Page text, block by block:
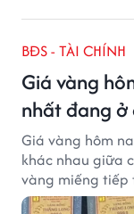
BĐS - TÀI CHÍNH
Giá vàng
nhất đang ở
Giá vàng hôm
khác nhau giữa
vàng miếng tiếp